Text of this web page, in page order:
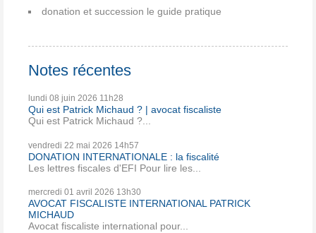
donation et succession le guide pratique
Notes récentes
lundi 08 juin 2026 11h28
Qui est Patrick Michaud ? | avocat fiscaliste
Qui est Patrick Michaud ?...
vendredi 22 mai 2026 14h57
DONATION INTERNATIONALE : la fiscalité
Les lettres fiscales d'EFI Pour lire les...
mercredi 01 avril 2026 13h30
AVOCAT FISCALISTE INTERNATIONAL PATRICK
MICHAUD
Avocat fiscaliste international pour...